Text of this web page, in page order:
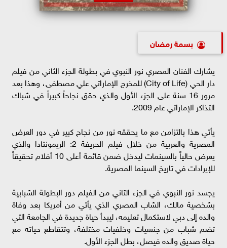
بسمة رمضان
يشارك الفنان المصري نور النبوي في بطولة الجزء الثاني من فيلم
دار الحي (City of Life) للمخرج الإماراتي علي مصطفى، وهذا بعد
مرور 16 سنة على الجزء الأول والذي حقق نجاحاً كبيراً في شباك
التذاكر الإماراتي عام 2009.
يأتي هذا بالتزامن مع ما يحققه نور من نجاح كبير في دور العرض
المصرية والعربية من خلال فيلم الحريفة 2: الريمونتادا والذي
يعرض حالياً بالسينمات ليدخل ضمن قائمة أعلى 10 أفلام تحقيقاً
للإيرادات في تاريخ السينما المصرية.
يجسد نور النبوي في الجزء الثاني من الفيلم دور البطولة الشبابية
بشخصية مالك، الشاب المصري الذي يأتي من أمريكا بعد وفاة
والده إلى دبي لاستكمال تعليمه، ليبدأ حياة جديدة في الجامعة التي
تضم شباب من جنسيات وخلفيات مختلفة، وتتقاطع حياته مع
حياة صديق والده فيصل، بطل الجزء الأول.